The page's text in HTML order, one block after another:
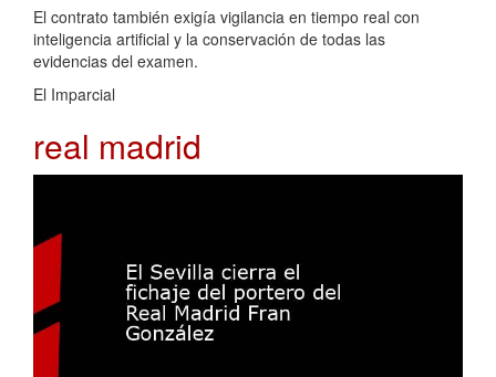
El contrato también exigía vigilancia en tiempo real con
inteligencia artificial y la conservación de todas las
evidencias del examen.
El Imparcial
real madrid